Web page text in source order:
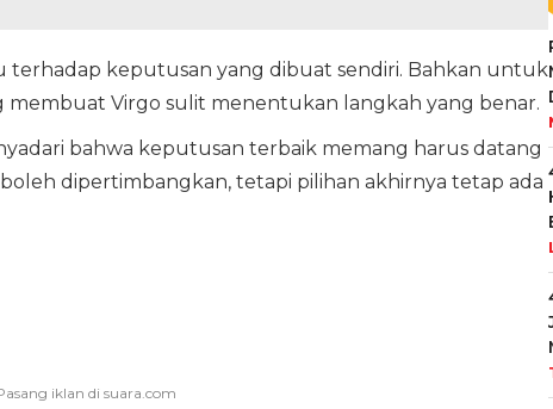
terhadap keputusan yang dibuat sendiri. Bahkan untuk
membuat Virgo sulit menentukan langkah yang benar.
bahwa keputusan terbaik memang harus datang
dipertimbangkan, tetapi pilihan akhirnya tetap ada